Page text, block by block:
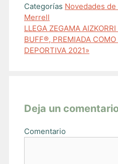
Categorías Novedades de
Merrell
LLEGA ZEGAMA
BUFF®, PREMIADA
DEPORTIVA 2021»
Deja un
Comentario